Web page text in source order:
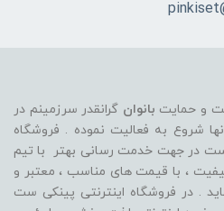
و حمایت بانوان گرانقدر سرزمینم در
شروع به فعالیت نموده . فروشگاه
در جهت خدمت رسانی بهتر با تیم
، با قیمت های مناسب ، معتبر و
. در فروشگاه اینترنتی پینکی ست